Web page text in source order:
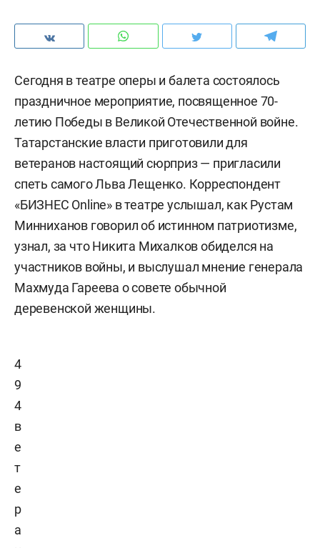
Сегодня в театре оперы и балета состоялось
праздничное мероприятие, посвященное 70-
летию Победы в Великой Отечественной войне.
Татарстанские власти приготовили для
ветеранов настоящий сюрприз — пригласили
спеть самого Льва Лещенко. Корреспондент
«БИЗНЕС Online» в театре услышал, как Рустам
Минниханов говорил об истинном патриотизме,
узнал, за что Никита Михалков обиделся на
участников войны, и выслушал мнение генерала
Махмуда Гареева о совете обычной
деревенской женщины.
4
9
4
в
е
т
е
р
а